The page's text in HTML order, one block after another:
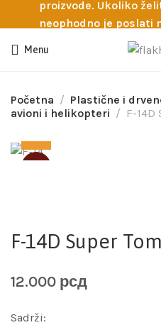
proizvode. Ukoliko
neophodno je poslati
info@flakhobby.com
proizvoda. Svakako
potrebna pomoć oko
Menu
Početna Plastične i
avioni i helikopteri
F-14D
F-14D Super
12.000 рсд
Sadrži: